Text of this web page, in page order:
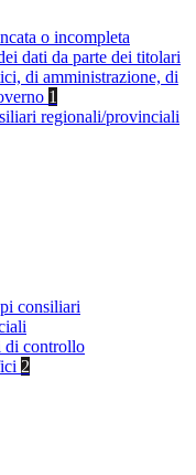
o incompleta
dati da parte dei titolari
di amministrazione, di
1
regionali/provinciali
consiliari
di controllo
2